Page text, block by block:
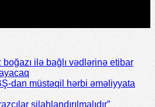
boğazı ilə bağlı vədlərinə etibar
dan müstəqil hərbi əməliyyata
silahlandırılmalıdır”